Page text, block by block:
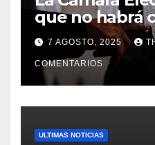
que no habrá
lugares de
Matanza
7 AGOSTO, 2025
COMENTARIOS
ULTIMAS NOTICIAS